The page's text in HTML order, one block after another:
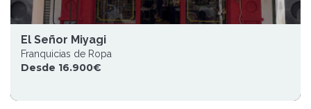
El Señor Miyagi
Franquicias de Ropa
Desde 16.900€